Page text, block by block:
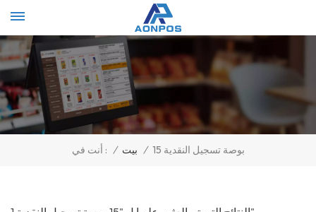
أنت في : / بيت / 15 بوصة تسجيل النقدية